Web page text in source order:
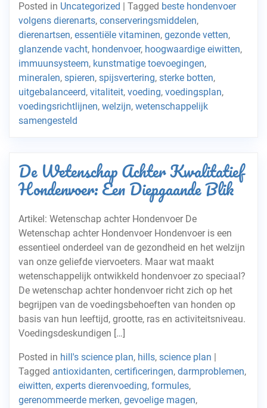
Posted in Uncategorized | Tagged beste hondenvoer
volgens dierenarts, conserveringsmiddelen,
dierenartsen, essentiële vitaminen, gezonde vetten,
glanzende vacht, hondenvoer, hoogwaardige eiwitten,
immuunsysteem, kunstmatige toevoegingen,
mineralen, spieren, spijsvertering, sterke botten,
uitgebalanceerd, vitaliteit, voeding, voedingsplan,
voedingsrichtlijnen, welzijn, wetenschappelijk
samengesteld
De Wetenschap Achter Kwalitatief
Hondenvoer: Een Diepgaande Blik
Artikel: Wetenschap achter Hondenvoer De
Wetenschap achter Hondenvoer Hondenvoer is een
essentieel onderdeel van de gezondheid en het welzijn
van onze geliefde viervoeters. Maar wat maakt
wetenschappelijk ontwikkeld hondenvoer zo speciaal?
De wetenschap achter hondenvoer richt zich op het
begrijpen van de voedingsbehoeften van honden op
basis van hun leeftijd, grootte, ras en activiteitsniveau.
Voedingsdeskundigen […]
Posted in hill's science plan, hills, science plan |
Tagged antioxidanten, certificeringen, darmproblemen,
eiwitten, experts dierenvoeding, formules,
gerenommeerde merken, gevoelige magen,